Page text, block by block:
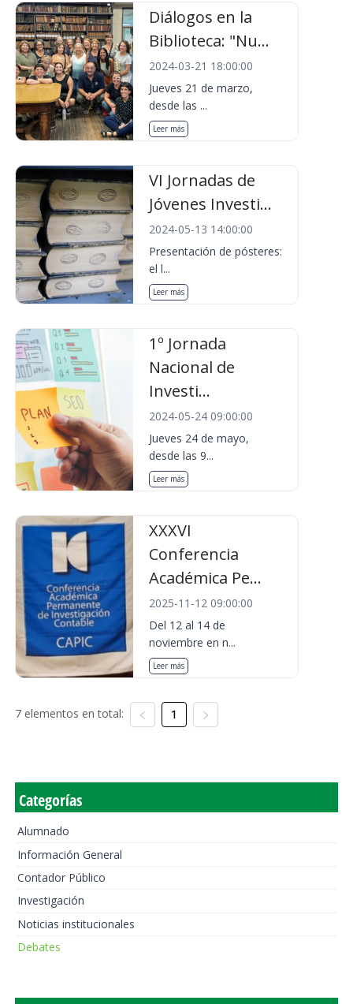
Diálogos en la
Biblioteca: "Nu...
2024-03-21 18:00:00
Jueves 21 de marzo,
desde las ...
Leer más
VI Jornadas de
Jóvenes Investi...
2024-05-13 14:00:00
Presentación de pósteres:
el l...
Leer más
1º Jornada
Nacional de
Investi...
2024-05-24 09:00:00
Jueves 24 de mayo,
desde las 9...
Leer más
XXXVI
Conferencia
Académica Pe...
2025-11-12 09:00:00
Del 12 al 14 de
noviembre en n...
Leer más
7 elementos en total: 1
Categorías
Alumnado
Información General
Contador Público
Investigación
Noticias institucionales
Debates